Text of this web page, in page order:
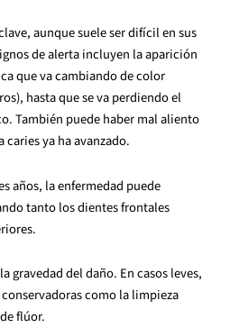
aunque suele ser difícil en sus
de alerta incluyen la aparición
que va cambiando de color
hasta que se va perdiendo el
También puede haber mal aliento
ya ha avanzado.
años, la enfermedad puede
tanto los dientes frontales
gravedad del daño. En casos leves,
como la limpieza
flúor.